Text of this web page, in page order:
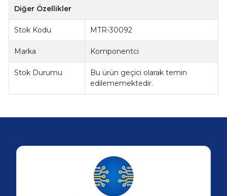
Diğer Özellikler
Stok Kodu MTR-30092
Marka Komponentci
Stok Durumu
Bu ürün geçici olarak temin
edilememektedir.